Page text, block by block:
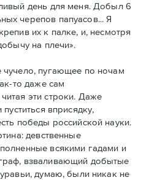
день для меня. Добыл 6
черепов папуасов... Я
их к палке, и, несмотря
на плечи».
чучело, пугающее по ночам
то даже сам
эти строки. Даже
вприсядку,
победы российской науки.
девственные
всякими гадами и
взваливающий добытые
думаю, были никак не